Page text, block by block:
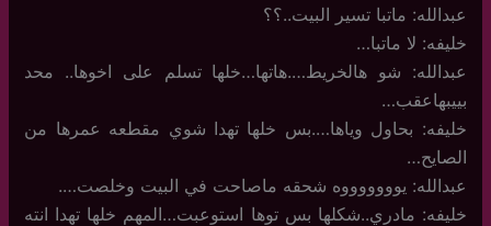
عبدالله: ماتبا تسير البيت..؟؟
خليفه: لا ماتبا…
عبدالله: شو هالخريط….هاتها…خلها تسلم على اخوها.. محد
بييبهاعقب…
خليفه: بحاول وياها….بس خلها تهدا شوي مقطعه عمرها من
الصايح…
عبدالله: يوووووووه شحقه ماصاحت في البيت وخلصت….
خليفه: مادري..شكلها بس توها استوعبت…المهم خلها تهدا انته